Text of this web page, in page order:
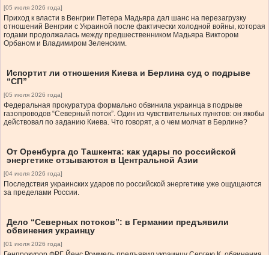
[05 июля 2026 года]
Приход к власти в Венгрии Петера Мадьяра дал шанс на перезагрузку
отношений Венгрии с Украиной после фактически холодной войны, которая
годами продолжалась между предшественником Мадьяра Виктором
Орбаном и Владимиром Зеленским.
Испортит ли отношения Киева и Берлина суд о подрыве
“СП”
[05 июля 2026 года]
Федеральная прокуратура формально обвинила украинца в подрыве
газопроводов “Северный поток”. Один из чувствительных пунктов: он якобы
действовал по заданию Киева. Что говорят, а о чем молчат в Берлине?
От Оренбурга до Ташкента: как удары по российской
энергетике отзываются в Центральной Азии
[04 июля 2026 года]
Последствия украинских ударов по российской энергетике уже ощущаются
за пределами России.
Дело “Северных потоков”: в Германии предъявили
обвинения украинцу
[01 июля 2026 года]